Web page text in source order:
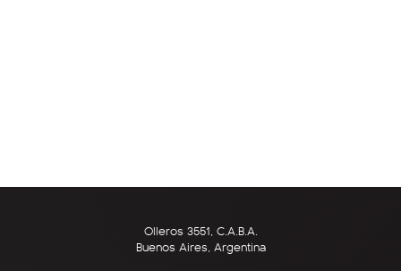
Olleros 3551, C.A.B.A.
Buenos Aires, Argentina